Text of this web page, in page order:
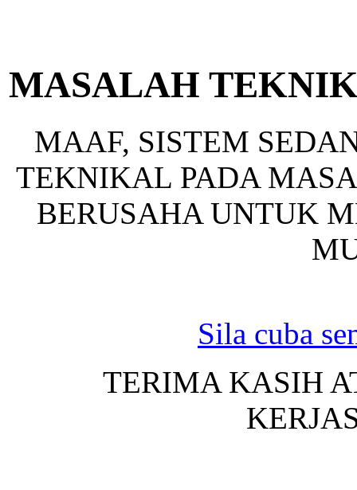
MASALAH
MAAF, SISTEM
TEKNIKAL PADA
BERUSAHA UNTUK
Sila cuba
TERIMA KASIH